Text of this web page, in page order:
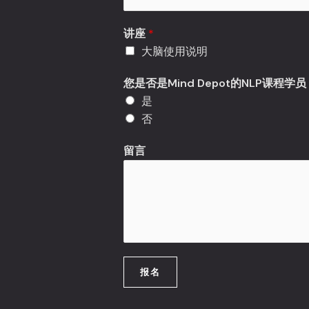
讲座 *
大脑使用说明
您是否是Mind Depot的NLP课程学
是
否
留言
报名